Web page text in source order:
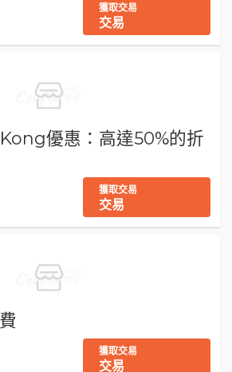
獲取交易
交易
優惠：高達50%的折
獲取交易
交易
獲取交易
交易